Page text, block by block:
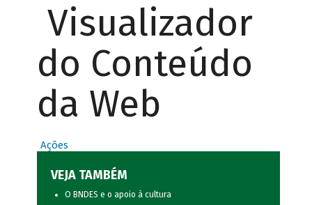
Visualizador
do Conteúdo
da Web
Ações
VEJA TAMBÉM
O BNDES e o apoio à cultura